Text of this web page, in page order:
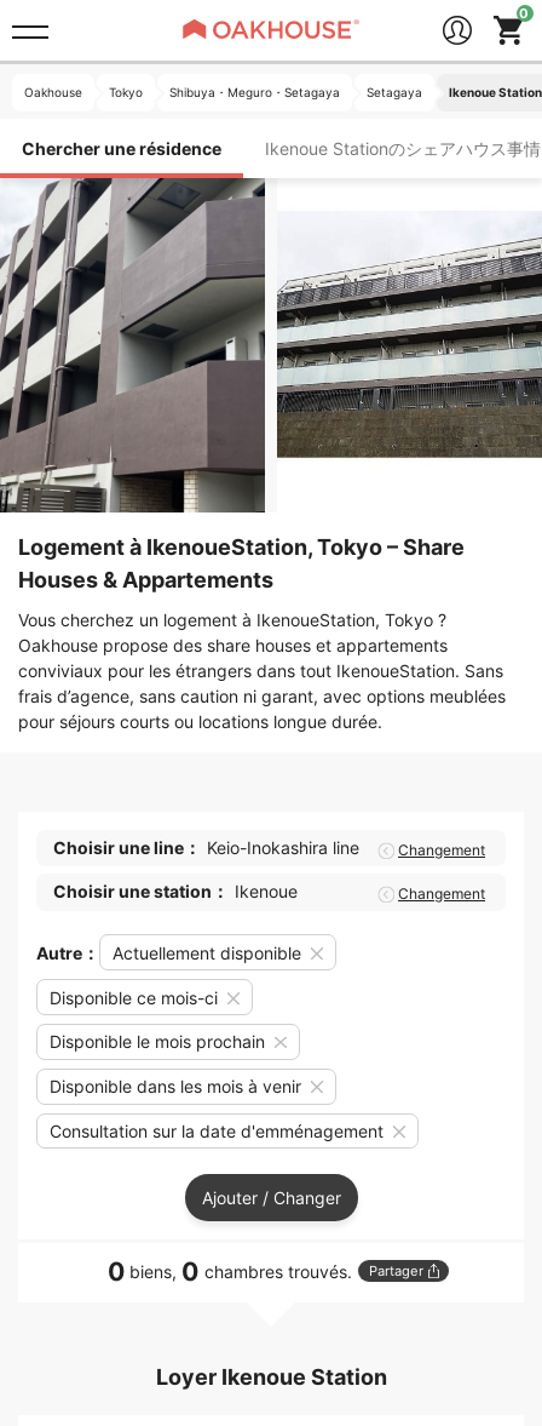
Oakhouse Tokyo Shibuya・Meguro・Setagaya Setagaya Ikenoue Station
Chercher une résidence Ikenoue Stationのシェアハウス事
Logement à IkenoueStation, Tokyo – Share
Houses & Appartements
Vous cherchez un logement à IkenoueStation, Tokyo ?
Oakhouse propose des share houses et appartements
conviviaux pour les étrangers dans tout IkenoueStation. Sans
frais d’agence, sans caution ni garant, avec options meublées
pour séjours courts ou locations longue durée.
Choisir une line： Keio-Inokashira line Changement
Choisir une station： Ikenoue Changement
Autre： Actuellement disponible
Disponible ce mois-ci
Disponible le mois prochain
Disponible dans les mois à venir
Consultation sur la date d'emménagement
Ajouter / Changer
0 biens, 0 chambres trouvés. Partager
Loyer Ikenoue Station